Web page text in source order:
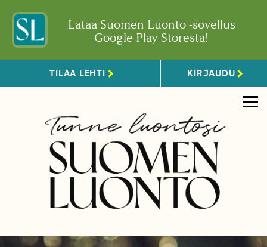
Lataa Suomen Luonto -sovellus
Google Play Storesta!
TILAA LEHTI KIRJAUDU